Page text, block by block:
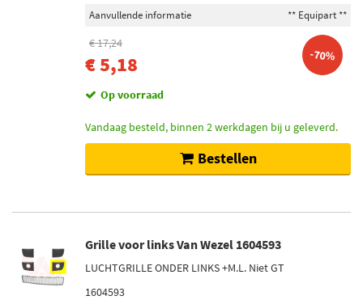
Aanvullende informatie
** Equipart **
€ 17,24
€ 5,18 -70%
Op voorraad
Vandaag besteld, binnen 2 werkdagen bij u geleverd.
Bestellen
Grille voor links Van Wezel 1604593
LUCHTGRILLE ONDER LINKS +M.L. Niet GT
1604593